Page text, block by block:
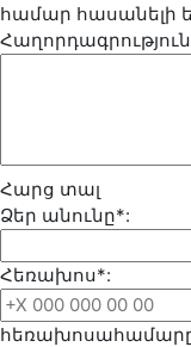
համար հասանելի
Հարց տալ
Ձեր անունը*:
Հեռախոս*: